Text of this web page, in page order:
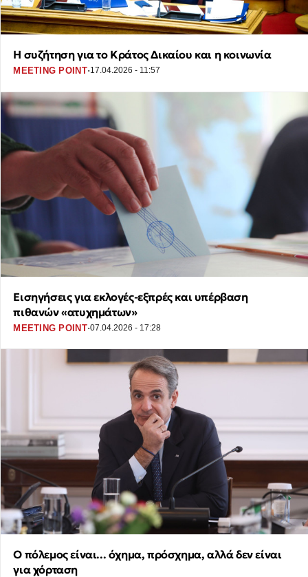
Η συζήτηση για το Κράτος Δικαίου και η κοινωνία
MEETING POINT·17.04.2026 - 11:57
Εισηγήσεις για εκλογές-εξπρές και υπέρβαση
πιθανών «ατυχημάτων»
MEETING POINT·07.04.2026 - 17:28
Ο πόλεμος είναι... όχημα, πρόσχημα, αλλά δεν είναι
για χόρταση